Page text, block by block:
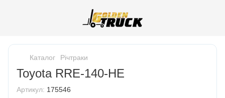
Каталог Річтраки
Toyota RRE-140-HE
Артикул: 175546